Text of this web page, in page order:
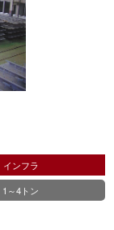
インフラ
1～4トン